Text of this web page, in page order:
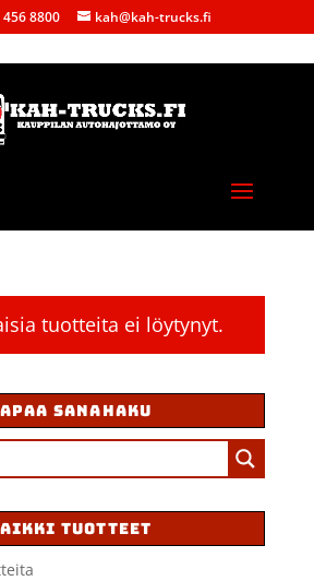
456 8800 kah@kah-trucks.fi
tuotteita ei löytynyt.
SANAHAKU
TUOTTEET